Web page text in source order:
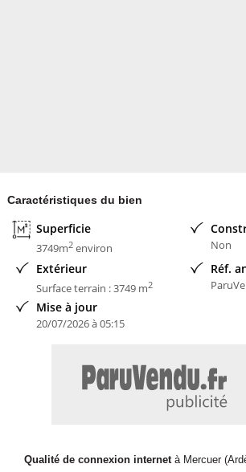
Caractéristiques du bien
Superficie
3749m2environ Non
Extérieur
Surface terrain : 3749 m2
Réf.
Mise à jour
20/07/2026 à 05:15
Qualité de connexion internetà Mercuer